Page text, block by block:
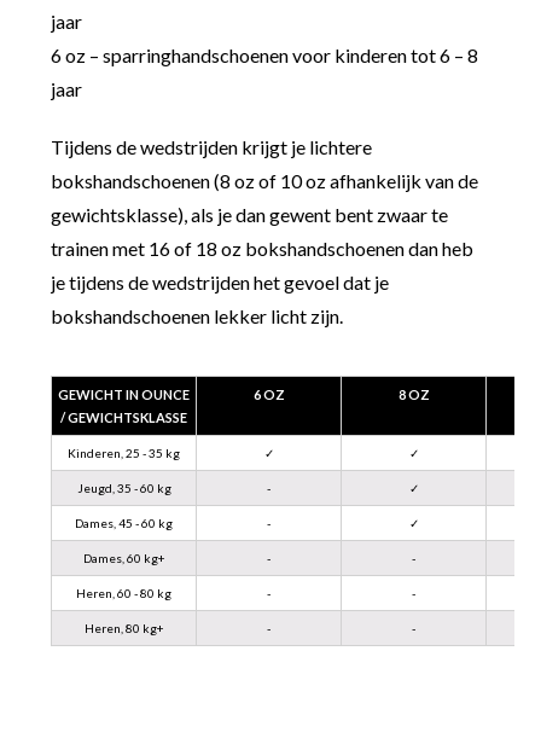
jaar
6 oz – sparringhandschoenen voor kinderen tot 6 – 8
jaar
Tijdens de wedstrijden krijgt je lichtere
bokshandschoenen (8 oz of 10 oz afhankelijk van de
gewichtsklasse), als je dan gewent bent zwaar te
trainen met 16 of 18 oz bokshandschoenen dan heb
je tijdens de wedstrijden het gevoel dat je
bokshandschoenen lekker licht zijn.
GEWICHT IN OUNCE
/ GEWICHTSKLASSE
6 OZ 8 OZ
Kinderen, 25 - 35 kg ✓ ✓
Jeugd, 35 - 60 kg - ✓
Dames, 45 - 60 kg - ✓
Dames, 60 kg+ - -
Heren, 60 - 80 kg - -
Heren, 80 kg+ - -